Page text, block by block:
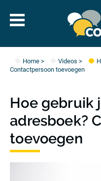
Naar
menu
Home> Videos >
Contactpersoon toevoegen
Hoe gebruik
adresboek?
toevoegen